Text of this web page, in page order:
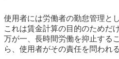
使用者には労働者の勤怠管理と
これは賃金計算の目的のためだ
万が一、長時間労働を抑止する
ら、使用者がその責任を問われ